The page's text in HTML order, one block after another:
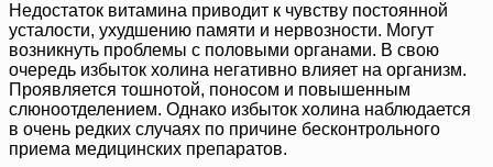
Недостаток витамина приводит к чувству постоянной
усталости, ухудшению памяти и нервозности. Могут
возникнуть проблемы с половыми органами. В свою
очередь избыток холина негативно влияет на организм.
Проявляется тошнотой, поносом и повышенным
слюноотделением. Однако избыток холина наблюдается
в очень редких случаях по причине бесконтрольного
приема медицинских препаратов.